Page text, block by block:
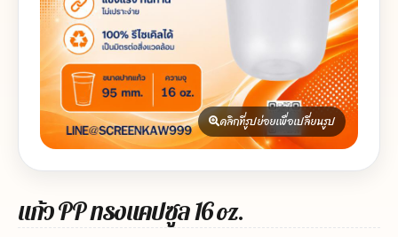
คลิกที่รูปย่อยเพื่อเปลี่ยนรูป
แก้ว PP ทรงแคปซูล 16 oz.